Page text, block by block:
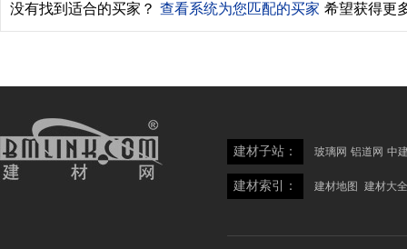
没有找到适合的买家？ 查看系统为您匹配的买家 希望获得更
建材子站： 玻璃网 铝道网 中
建材索引： 建材地图 建材大全